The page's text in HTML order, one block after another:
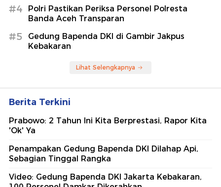
#4
Polri Pastikan Periksa Personel Polresta
Banda Aceh Transparan
#5
Gedung Bapenda DKI di Gambir Jakpus
Kebakaran
Lihat Selengkapnya
Berita Terkini
Prabowo: 2 Tahun Ini Kita Berprestasi, Rapor Kita
'Ok' Ya
Penampakan Gedung Bapenda DKI Dilahap Api,
Sebagian Tinggal Rangka
Video: Gedung Bapenda DKI Jakarta Kebakaran,